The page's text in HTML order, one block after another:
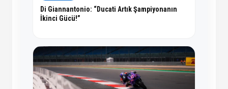
Di Giannantonio: “Ducati Artık Şampiyonanın
İkinci Gücü!”